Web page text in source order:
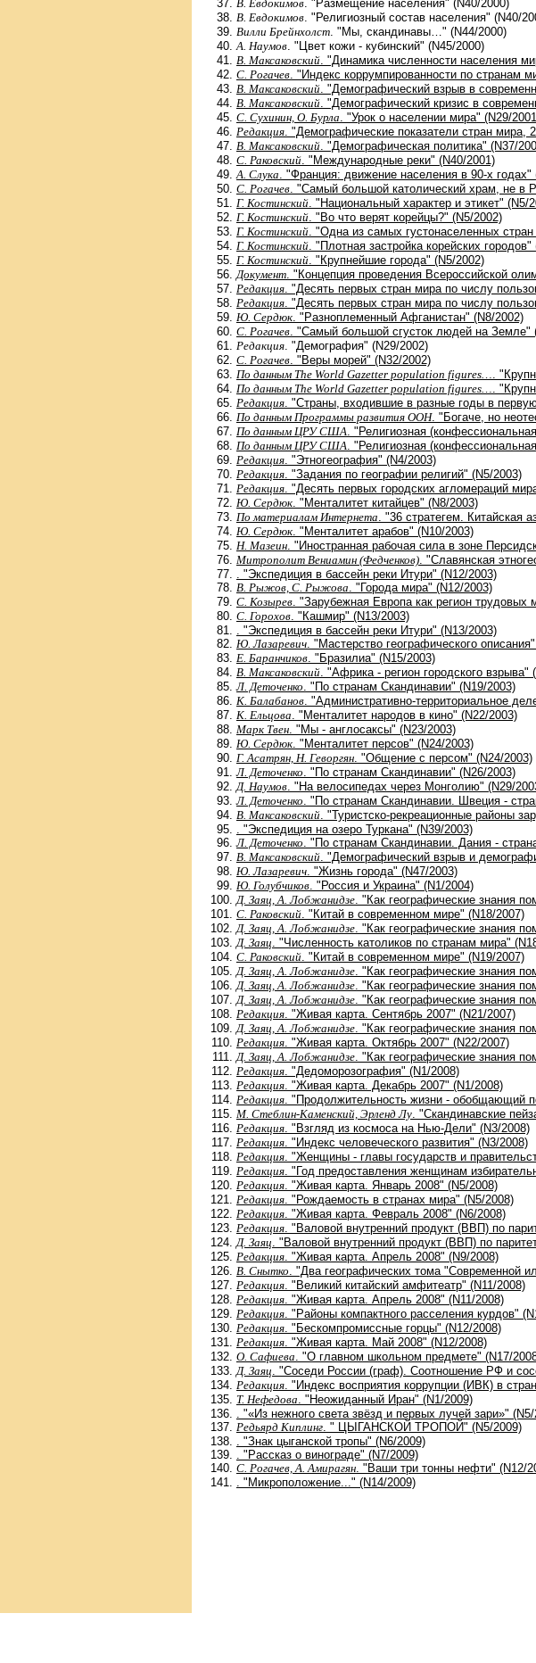
В. Евдокимов . "Размещение населения" (N40/2000)
В. Евдокимов . "Религиозный состав населения" (N40/
Вилли Брейнхолст . "Мы, скандинавы…" (N44/2000)
А. Наумов . "Цвет кожи - кубинский" (N45/2000)
В. Максаковский . "Динамика численности населения
С. Рогачев . "Индекс коррумпированности по странам
В. Максаковский . "Демографический взрыв в
В. Максаковский . "Демографический кризис в
С. Сухинин, О. Бурла . "Урок о населении мира" (N29/
Редакция . "Демографические показатели стран мира,
В. Максаковский . "Демографическая политика" (N37/
С. Раковский . "Международные реки" (N40/2001)
А. Слука . "Франция: движение населения в 90-х годах"
С. Рогачев . "Самый большой католический храм, не в
Г. Костинский . "Национальный характер и этикет" (N5/
Г. Костинский . "Во что верят корейцы?" (N5/2002)
Г. Костинский . "Одна из самых густонаселенных
Г. Костинский . "Плотная застройка корейских
Г. Костинский . "Крупнейшие города" (N5/2002)
Документ . "Концепция проведения Всероссийской
Редакция . "Десять первых стран мира по числу
Редакция . "Десять первых стран мира по числу
Ю. Сердюк . "Разноплеменный Афганистан" (N8/2002)
С. Рогачев . "Самый большой сгусток людей на Земле"
Редакция . "Демография" (N29/2002)
С. Рогачев . "Веры морей" (N32/2002)
По данным The World Gazetter population figures…
.
По данным The World Gazetter population figures…
.
Редакция . "Страны, входившие в разные годы в
По данным Программы развития ООН. "Богаче, но
По данным ЦРУ США . "Религиозная
По данным ЦРУ США . "Религиозная
Редакция . "Этногеография" (N4/2003)
Редакция . "Задания по географии религий" (N5/2003)
Редакция . "Десять первых городских агломераций
Ю. Сердюк . "Менталитет китайцев" (N8/2003)
По материалам Интернета . "36 стратегем. Китайская
Ю. Сердюк . "Менталитет арабов" (N10/2003)
Н. Мазеин . "Иностранная рабочая сила в зоне
Митрополит Вениамин (Федченков) . "Славянская
. "Экспедиция в бассейн реки Итури" (N12/2003)
В. Рыжов, С. Рыжова . "Города мира" (N12/2003)
С. Козырев . "Зарубежная Европа как регион трудовых
С. Горохов . "Кашмир" (N13/2003)
. "Экспедиция в бассейн реки Итури" (N13/2003)
Ю. Лазаревич . "Мастерство географического
Е. Баранчиков . "Бразилиа" (N15/2003)
В. Максаковский . "Африка - регион городского взрыва"
Л. Деточенко . "По странам Скандинавии" (N19/2003)
К. Балабанов . "Административно-территориальное
К. Ельцова . "Менталитет народов в кино" (N22/2003)
Марк Твен . "Мы - англосаксы" (N23/2003)
Ю. Сердюк . "Менталитет персов" (N24/2003)
Г. Асатрян, Н. Геворгян . "Общение с персом" (N24/2003)
Л. Деточенко . "По странам Скандинавии" (N26/2003)
Д. Наумов . "На велосипедах через Монголию" (N29/
Л. Деточенко . "По странам Скандинавии. Швеция -
В. Максаковский . "Туристско-рекреационные районы
. "Экспедиция на озеро Туркана" (N39/2003)
Л. Деточенко . "По странам Скандинавии. Дания -
В. Максаковский . "Демографический взрыв и
Ю. Лазаревич . "Жизнь города" (N47/2003)
Ю. Голубчиков . "Россия и Украина" (N1/2004)
Д. Заяц, А. Лобжанидзе . "Как географические знания
С. Раковский . "Китай в современном мире" (N18/2007)
Д. Заяц, А. Лобжанидзе . "Как географические знания
Д. Заяц . "Численность католиков по странам мира"
С. Раковский . "Китай в современном мире" (N19/2007)
Д. Заяц, А. Лобжанидзе . "Как географические знания
Д. Заяц, А. Лобжанидзе . "Как географические знания
Д. Заяц, А. Лобжанидзе . "Как географические знания
Редакция . "Живая карта. Сентябрь 2007" (N21/2007)
Д. Заяц, А. Лобжанидзе . "Как географические знания
Редакция . "Живая карта. Октябрь 2007" (N22/2007)
Д. Заяц, А. Лобжанидзе . "Как географические знания
Редакция . "Дедоморозография" (N1/2008)
Редакция . "Живая карта. Декабрь 2007" (N1/2008)
Редакция . "Продолжительность жизни - обобщающий
М. Стеблин-Каменский, Эрленд Лу . "Скандинавские
Редакция . "Взгляд из космоса на Нью-Дели" (N3/2008)
Редакция . "Индекс человеческого развития" (N3/2008)
Редакция . "Женщины - главы государств и
Редакция . "Год предоставления женщинам
Редакция . "Живая карта. Январь 2008" (N5/2008)
Редакция . "Рождаемость в странах мира" (N5/2008)
Редакция . "Живая карта. Февраль 2008" (N6/2008)
Редакция . "Валовой внутренний продукт (ВВП) по
Д. Заяц . "Валовой внутренний продукт (ВВП) по
Редакция . "Живая карта. Апрель 2008" (N9/2008)
В. Снытко . "Два географических тома "Современной
Редакция . "Великий китайский амфитеатр" (N11/2008)
Редакция . "Живая карта. Апрель 2008" (N11/2008)
Редакция . "Районы компактного расселения курдов"
Редакция . "Бескомпромиссные горцы" (N12/2008)
Редакция . "Живая карта. Май 2008" (N12/2008)
О. Сафиева . "О главном школьном предмете" (N17/
Д. Заяц . "Соседи России (граф). Соотношение РФ и
Редакция . "Индекс восприятия коррупции (ИВК) в
Т. Нефедова . "Неожиданный Иран" (N1/2009)
. "«Из нежного света звёзд и первых лучей зари»"
Редьярд Киплинг . " ЦЫГАНСКОЙ ТРОПОЙ" (N5/2009)
. "Знак цыганской тропы" (N6/2009)
. "Рассказ о винограде" (N7/2009)
С. Рогачев, А. Амирагян . "Ваши три тонны нефти" (N12/
. "Микроположение..." (N14/2009)